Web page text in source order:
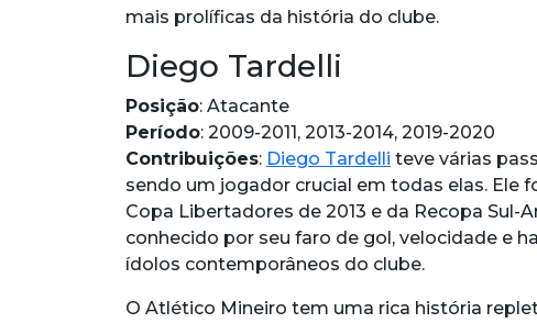
mais prolíficas da história do clube.
Diego Tardelli
Posição: Atacante
Período: 2009-2011, 2013-2014, 2019-2020
Contribuições: Diego Tardelli teve várias
sendo um jogador crucial em todas elas. Ele
Copa Libertadores de 2013 e da Recopa Sul-
conhecido por seu faro de gol, velocidade e
ídolos contemporâneos do clube.
O Atlético Mineiro tem uma rica história